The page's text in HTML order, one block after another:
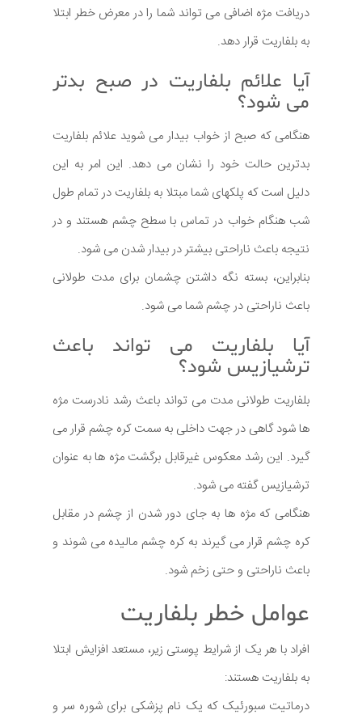
دریافت مژه اضافی می تواند شما را در معرض خطر ابتلا
به بلفاریت قرار دهد.
آیا علائم بلفاریت در صبح بدتر
می شود؟
هنگامی که صبح از خواب بیدار می شوید علائم بلفاریت
بدترین حالت خود را نشان می دهد. این امر به این
دلیل است که پلکهای شما مبتلا به بلفاریت در تمام طول
شب هنگام خواب در تماس با سطح چشم هستند و در
نتیجه باعث ناراحتی بیشتر در بیدار شدن می شود.
بنابراین، بسته نگه داشتن چشمان برای مدت طولانی
باعث ناراحتی در چشم شما می شود.
آیا بلفاریت می تواند باعث
ترشیازیس شود؟
بلفاریت طولانی مدت می تواند باعث رشد نادرست مژه
ها شود گاهی در جهت داخلی به سمت کره چشم قرار می
گیرد. این رشد معکوس غیرقابل برگشت مژه ها به عنوان
ترشیازیس گفته می شود.
هنگامی که مژه ها به جای دور شدن از چشم در مقابل
کره چشم قرار می گیرند به کره چشم مالیده می شوند و
باعث ناراحتی و حتی زخم شود.
عوامل خطر بلفاریت
افراد با هر یک از شرایط پوستی زیر، مستعد افزایش ابتلا
به بلفاریت هستند:
درماتیت سبورئیک که یک نام پزشکی برای شوره سر و